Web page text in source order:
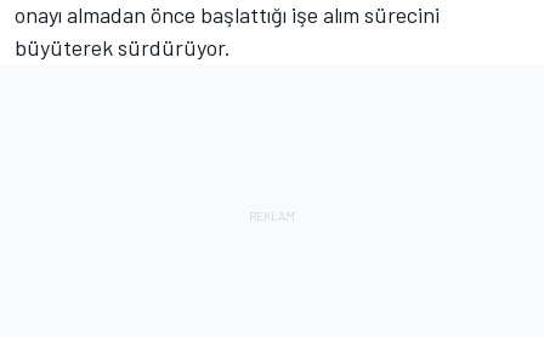
onayı almadan önce başlattığı işe alım sürecini
büyüterek sürdürüyor.